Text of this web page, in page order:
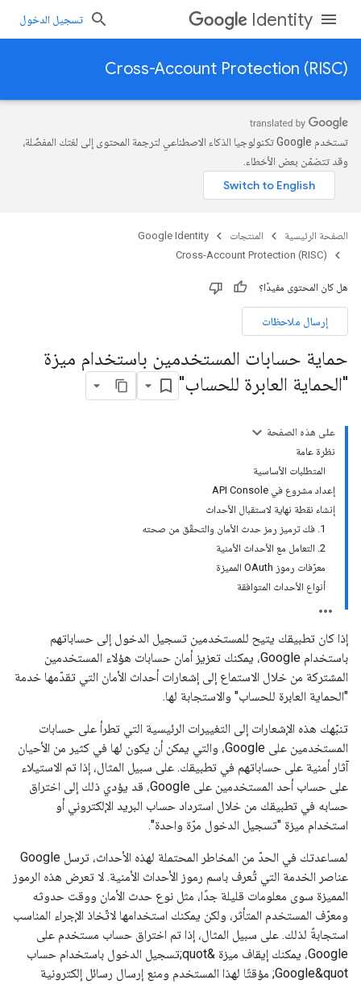
Identity تسجيل الدخول
Cross-Account Protection (RISC)
تستخدم Google تكنولوجيا الذكاء الاصطناعي لترجمة المحتوى إلى لغتك المفضّلة،
وقد تتضمّن بعض الأخطاء.
الصفحة الرئيسية المنتجات
Google Identity
Cross-Account Protection (RISC)
هل كان المحتوى مفيدًا؟
إرسال ملاحظات
حماية حسابات المستخدمين باستخدام ميزة
"الحماية العابرة للحساب"
على هذه الصفحة
نظرة عامة
المتطلبات الأساسية
إعداد مشروع في API Console
إنشاء نقطة نهاية لاستقبال الأحداث
1. فك ترميز رمز حدث الأمان والتحقّق من صحته
2. التعامل مع الأحداث الأمنية
معرّفات رموز OAuth المميزة
أنواع الأحداث المتوافقة
إذا كان تطبيقك يتيح للمستخدمين تسجيل الدخول إلى حساباتهم
باستخدام Google، يمكنك تعزيز أمان حسابات هؤلاء المستخدمين
المشتركة من خلال الاستماع إلى إشعارات أحداث الأمان التي تقدّمها خدمة
"الحماية العابرة للحساب" والاستجابة لها.
تنبّهك هذه الإشعارات إلى التغييرات الرئيسية التي تطرأ على حسابات
المستخدمين على Google، والتي يمكن أن يكون لها في كثير من الأحيان
آثار أمنية على حساباتهم في تطبيقك. على سبيل المثال، إذا تم الاستيلاء
على حساب أحد المستخدمين على Google، قد يؤدي ذلك إلى اختراق
حسابه في تطبيقك من خلال استرداد حساب البريد الإلكتروني أو
استخدام ميزة "تسجيل الدخول مرّة واحدة".
لمساعدتك في الحدّ من المخاطر المحتملة لهذه الأحداث، ترسل Google
عناصر الخدمة التي تُعرف باسم رموز الأحداث الأمنية. لا تعرض هذه الرموز
المميزة سوى معلومات قليلة جدًا، مثل نوع حدث الأمان ووقت حدوثه
ومعرّف المستخدم المتأثر، ولكن يمكنك استخدامها لاتّخاذ الإجراء المناسب
استجابةً لذلك. على سبيل المثال، إذا تم اختراق حساب مستخدم على
Google، يمكنك إيقاف ميزة &quot;تسجيل الدخول باستخدام حساب
Google&quot; مؤقتًا لهذا المستخدم ومنع إرسال رسائل إلكترونية